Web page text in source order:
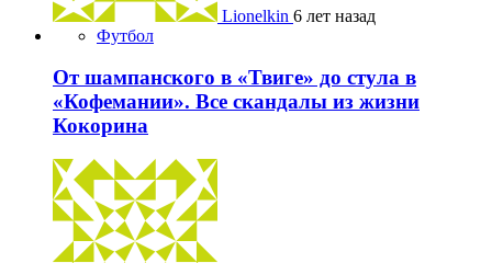
Lionelkin 6 лет назад
Футбол
От шампанского в «Твиге» до стула в
«Кофемании». Все скандалы из жизни
Кокорина